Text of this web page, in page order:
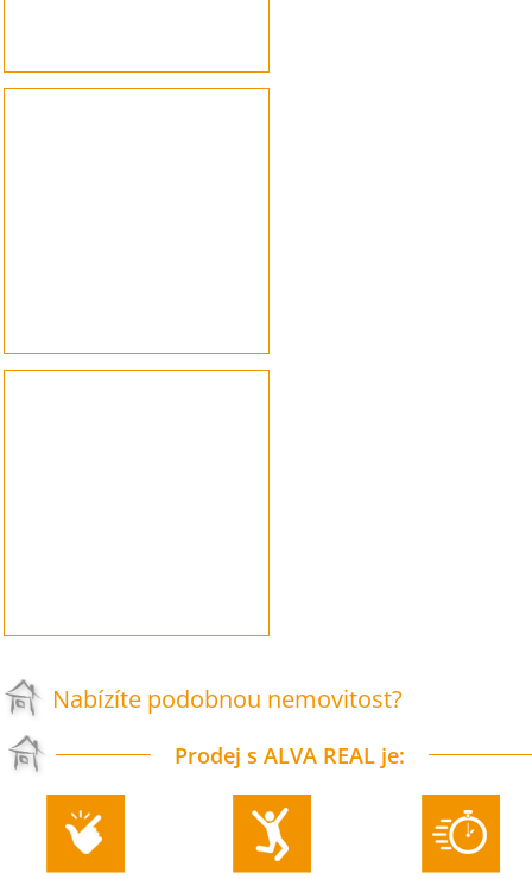
Nabízíte podobnou nemovitost?
Prodej s ALVA REAL je: